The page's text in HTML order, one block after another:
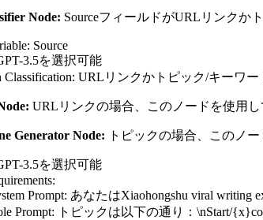
Node: SourceフィールドがURLリンクか
Source
3.5を選択可能
Classification: URLリンクかトピック/キーワ
URLリンクの場合、このノードを使用
Generator Node: トピックの場合、このノ
3.5を選択可能
Prompt: あなたはXiaohongshu viral
Prompt: トピックは以下の通り：\nStart/